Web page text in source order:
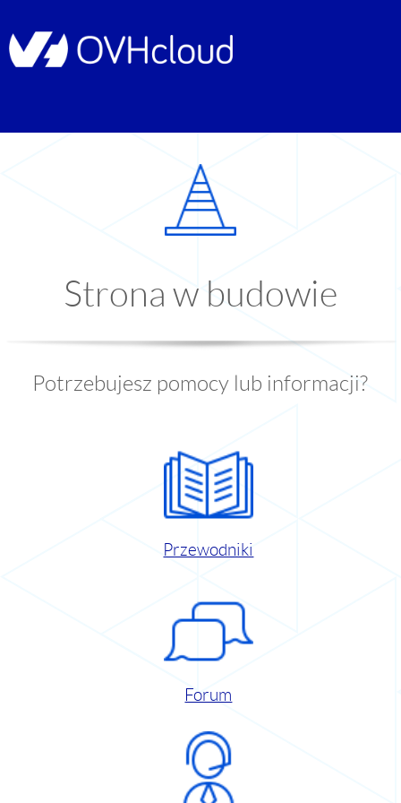
Strona w budowie
Potrzebujesz pomocy lub informacji?
Przewodniki
Forum